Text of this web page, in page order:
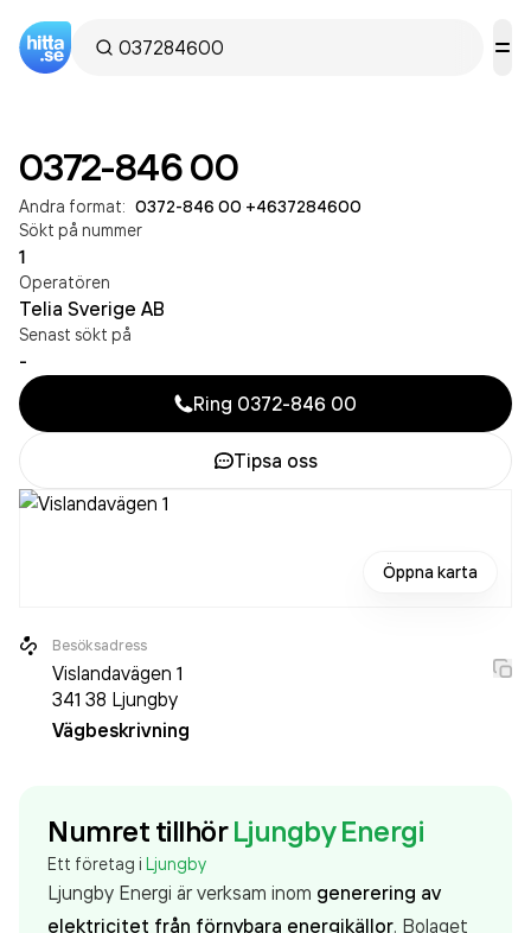
0372-846 00
Andra format: 0372-846 00 +4637284600
Sökt på nummer
1
Operatören
Telia Sverige AB
Senast sökt på
-
Ring 0372-846 00
Tipsa oss
Öppna karta
Besöksadress
Vislandavägen 1
341 38 Ljungby
Vägbeskrivning
Numret tillhör Ljungby Energi
Ett företag i Ljungby
Ljungby Energi är verksam inom generering av
elektricitet från förnybara energikällor. Bolaget